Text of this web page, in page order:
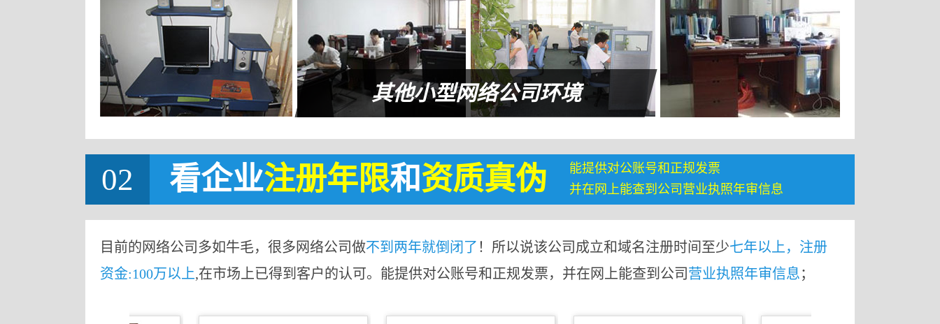
其他小型网络公司环境
02 看企业注册年限和资质真伪
能提供对公账号和正规发票
并在网上能查到公司营业执照年审信息
目前的网络公司多如牛毛，很多网络公司做不到两年就倒闭了 ！所以说该公司成立和域名注册时间至少七年以上，注册
资金:100万以上,在市场上已得到客户的认可。能提供对公账号和正规发票，并在网上能查到公司 营业执照年审信息；